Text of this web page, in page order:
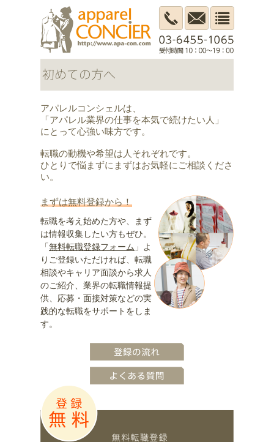
アパレルコンシェルは、
「アパレル業界の仕事を本気で続けたい人」
にとって心強い味方です。
転職の動機や希望は人それぞれです。
ひとりで悩まずにまずはお気軽にご相談くださ
い。
まずは無料登録から！
転職を考え始めた方や、まず
は情報収集したい方もぜひ。
「無料転職登録フォーム 」よ
りご登録いただければ、転職
相談やキャリア面談から求人
のご紹介、業界の転職情報提
供、応募・面接対策などの実
践的な転職をサポートをしま
す。